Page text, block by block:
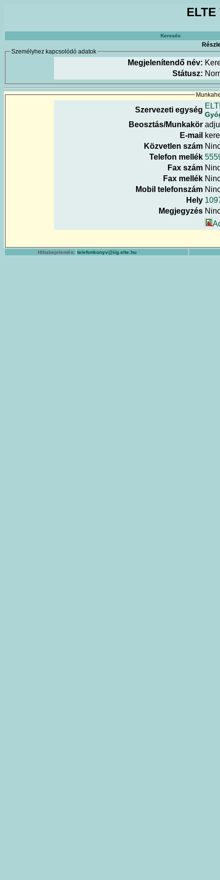
Keresés
Személyhez kapcsolódó adatok
Megjelenítendő név:
Státusz:
Szervezeti egység
Beosztás/Munkakör
E-mail
Közvetlen szám
Telefon mellék
Fax szám
Fax mellék
Mobil telefonszám
Hely
Megjegyzés
Hibabejelentés: telefonkonyv@iig.elte.hu